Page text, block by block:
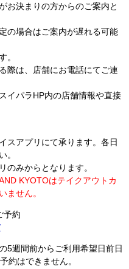
お決まりの方からのご案内と
の場合はご案内が遅れる可能
。
際は、店舗にお電話にてご連
イパラHP内の店舗情報や直接
スアプリにて承ります。各日
。
みからとなります。
KYOTOはテイクアウトカ
ません。
予約
5週間前からご利用希望日前日
約はできません。